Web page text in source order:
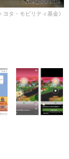
旧車」関連プロジェ
クト
タビュー
トレポート
ヨタ・モビリティ基金》